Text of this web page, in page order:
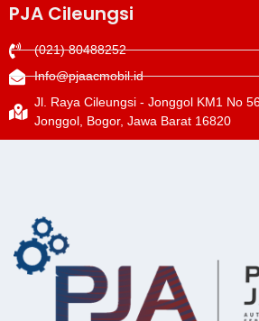
PJA Cileungsi
(021) 80488252
Info@pjaacmobil.id
Jl. Raya Cileungsi - Jonggol KM1 No
Jonggol, Bogor, Jawa Barat 16820